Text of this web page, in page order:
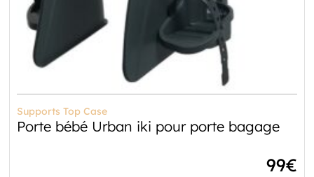
Supports Top Case
Porte bébé Urban iki pour porte bagage
99€